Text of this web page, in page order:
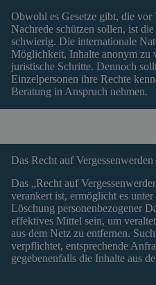
Obwohl es Gesetze gibt, die
Nachrede schützen sollen, ist
schwierig. Die internationale
Möglichkeit, Inhalte anonym zu
juristische Schritte. Dennoch
Einzelpersonen ihre Rechte
Beratung in Anspruch nehmen.
Das Recht auf Vergessenwerden
Das „Recht auf
verankert ist, ermöglicht es
Löschung personenbezogener
effektives Mittel sein, um
aus dem Netz zu entfernen.
verpflichtet, entsprechende
gegebenenfalls die Inhalte aus